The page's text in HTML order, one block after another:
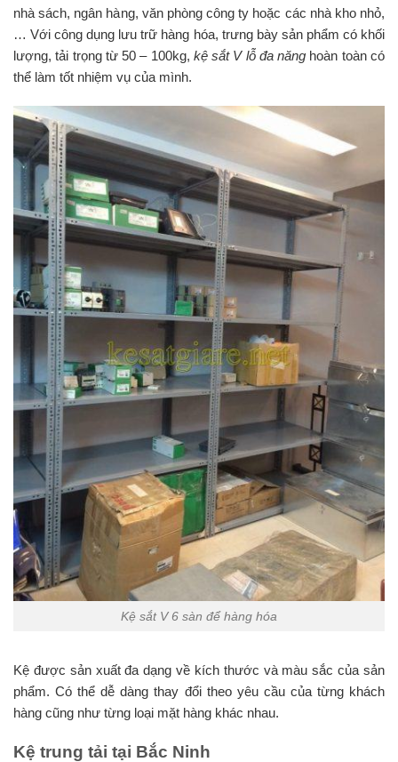
nhà sách, ngân hàng, văn phòng công ty hoặc các nhà kho nhỏ,
… Với công dụng lưu trữ hàng hóa, trưng bày sản phẩm có khối
lượng, tải trọng từ 50 – 100kg, kệ sắt V lỗ đa năng hoàn toàn có
thể làm tốt nhiệm vụ của mình.
Kệ sắt V 6 sàn để hàng hóa
Kệ được sản xuất đa dạng về kích thước và màu sắc của sản
phẩm. Có thể dễ dàng thay đổi theo yêu cầu của từng khách
hàng cũng như từng loại mặt hàng khác nhau.
Kệ trung tải tại Bắc Ninh